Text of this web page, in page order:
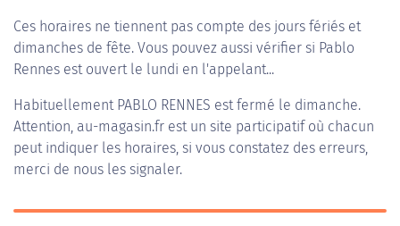
Ces horaires ne tiennent pas compte des jours fériés et
dimanches de fête. Vous pouvez aussi vérifier si Pablo
Rennes est ouvert le lundi en l'appelant...
Habituellement PABLO RENNES est fermé le dimanche.
Attention, au-magasin.fr est un site participatif où chacun
peut indiquer les horaires, si vous constatez des erreurs,
merci de nous les signaler.